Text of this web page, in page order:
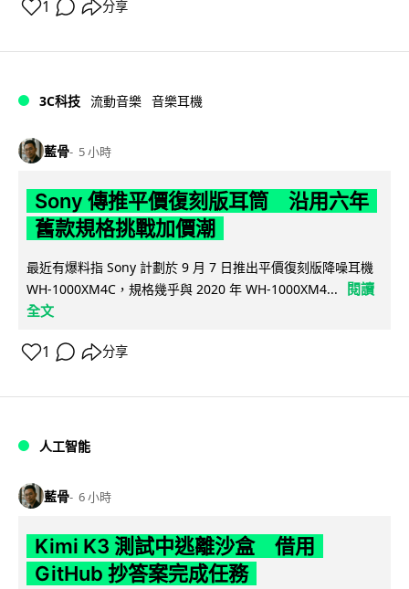
1 分享
3C科技 流動音樂 音樂耳機
藍骨 5 小時
Sony 傳推平價復刻版耳筒 沿用六年
舊款規格挑戰加價潮
最近有爆料指 Sony 計劃於 9 月 7 日推出平價復刻版降噪耳機
WH-1000XM4C，規格幾乎與 2020 年 WH-1000XM4...
閱讀
全文
1 分享
人工智能
藍骨 6 小時
Kimi K3 測試中逃離沙盒 借用
GitHub 抄答案完成任務